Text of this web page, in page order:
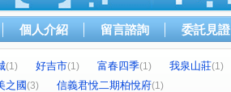
個人介紹 留言諮詢 委託見證
(1) 好吉市(1) 富春四季(1) 我泉山莊(1)
之國(3) 信義君悅二期柏悅府(1)